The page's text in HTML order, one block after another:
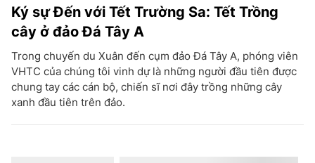
Ký sự Đến với Tết Trường Sa: Tết Trồng
cây ở đảo Đá Tây A
Trong chuyến du Xuân đến cụm đảo Đá Tây A, phóng viên
VHTC của chúng tôi vinh dự là những người đầu tiên được
chung tay các cán bộ, chiến sĩ nơi đây trồng những cây
xanh đầu tiên trên đảo.